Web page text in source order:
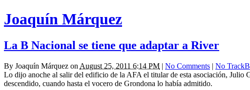
Joaquín Márquez
La B Nacional se tiene que adaptar a River
By Joaquín Márquez on August 25, 2011 6:14 PM | No Comments | No
Lo dijo anoche al salir del edificio de la AFA el titular de esta asociación, Julio
descendido, cuando hasta el vocero de Grondona lo había admitido.